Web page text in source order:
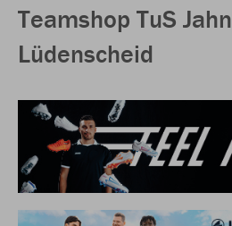
Teamshop TuS Jahn
Lüdenscheid